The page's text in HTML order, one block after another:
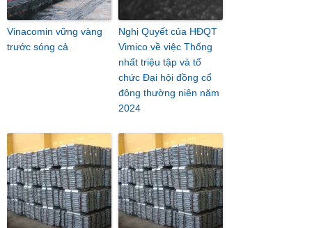
Vinacomin vững vàng
trước sóng cả
Nghị Quyết của HĐQT
Vimico về việc Thống
nhất triệu tập và tổ
chức Đại hội đồng cổ
đông thường niên năm
2024